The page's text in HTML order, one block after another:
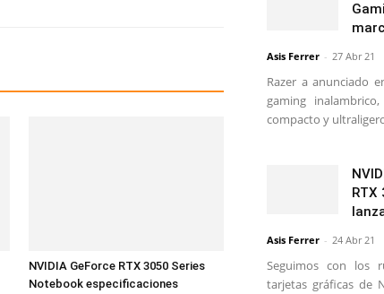
NVIDIA GeForce RTX 3050 Series
Notebook especificaciones
Asis Ferrer - 27 Abr 21
Razer a anunciado
gaming
compacto y
RTX
Asis Ferrer - 24 Abr 21
Seguimos con los
tarjetas gráficas de